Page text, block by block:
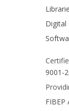
Digital
9001-
FIBEP